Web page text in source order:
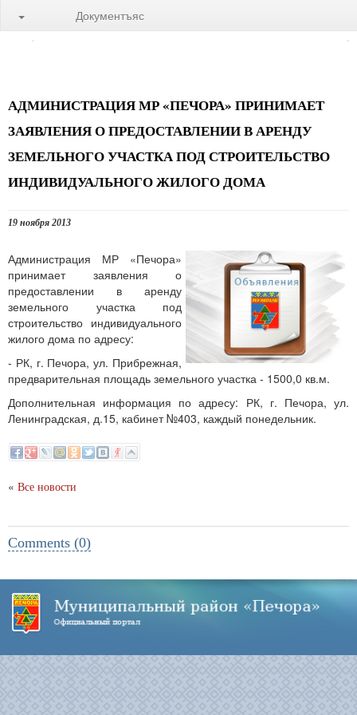
Документъяс
АДМИНИСТРАЦИЯ МР «ПЕЧОРА» ПРИНИМАЕТ
ЗАЯВЛЕНИЯ О ПРЕДОСТАВЛЕНИИ В АРЕНДУ
ЗЕМЕЛЬНОГО УЧАСТКА ПОД СТРОИТЕЛЬСТВО
ИНДИВИДУАЛЬНОГО ЖИЛОГО ДОМА
19 ноября 2013
Администрация МР «Печора»
принимает заявления о
предоставлении в аренду
земельного участка под
строительство индивидуального
жилого дома по адресу:
- РК, г. Печора, ул. Прибрежная,
предварительная площадь земельного участка - 1500,0 кв.м.
Дополнительная информация по адресу: РК, г. Печора, ул.
Ленинградская, д.15, кабинет №403, каждый понедельник.
« Все новости
Comments (0)